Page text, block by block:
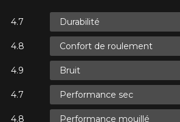
Durabilité
Confort de roulement
Bruit
Performance sec
Performance mouillé